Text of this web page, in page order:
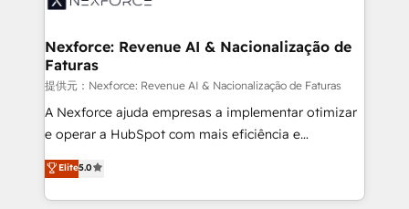
Station, Freshdesk, Intercom, and more. Custom
objects, automations, and integrations built for
growth. 🚀 AI-Driven GTM Orchestration Unify
HubSpot with LinkedIn, WhatsApp, email, paid
media, and AI voice to drive pipeline. 🤖 AI Custom
prospecting, follow-ups, service triage, and
knowledge retrieval—built in HubSpot. ⚡ Fast-Track
Nexforce: Revenue AI & Nacionalização de
Faturas
提供元：Nexforce: Revenue AI & Nacionalização de Faturas
A Nexforce ajuda empresas a implementar otimizar
e operar a HubSpot com mais eficiência e
previsibilidade de receita. Combinamos Revenue
Operations (RevOps) e Inteligência Artificial para
estruturar processos integrar sistemas organizar
Elite5.0